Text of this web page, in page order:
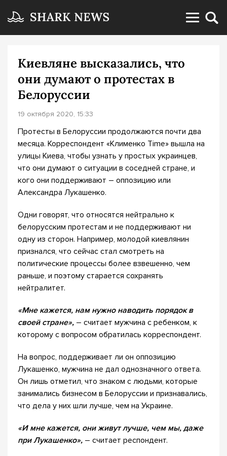
Киевляне высказались, что
они думают о протестах в
Белоруссии
19 октября 2020, 15:33
Протесты в Белоруссии продолжаются почти два
месяца. Корреспондент «Клименко Time» вышла на
улицы Киева, чтобы узнать у простых украинцев,
что они думают о ситуации в соседней стране, и
кого они поддерживают – оппозицию или
Александра Лукашенко.
Одни говорят, что относятся нейтрально к
белорусским протестам и не поддерживают ни
одну из сторон. Например, молодой киевлянин
признался, что сейчас стал смотреть на
политические процессы более взвешенно, чем
раньше, и поэтому старается сохранять
нейтралитет.
«Мне кажется, нам нужно наводить порядок в
своей стране», – считает мужчина с ребенком, к
которому с вопросом обратилась корреспондент.
На вопрос, поддерживает ли он оппозицию
Лукашенко, мужчина не дал однозначного ответа.
Он лишь отметил, что знаком с людьми, которые
занимались бизнесом в Белоруссии и признавались,
что дела у них шли лучше, чем на Украине.
«И мне кажется, они живут лучше, чем мы, даже
при Лукашенко», – считает респондент.